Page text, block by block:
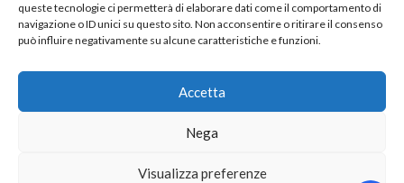
queste tecnologie ci permetterà di elaborare dati come il comportamento di
navigazione o ID unici su questo sito. Non acconsentire o ritirare il consenso
può influire negativamente su alcune caratteristiche e funzioni.
Accetta
Nega
Visualizza preferenze
Copyright © 2022AccessoriCustom